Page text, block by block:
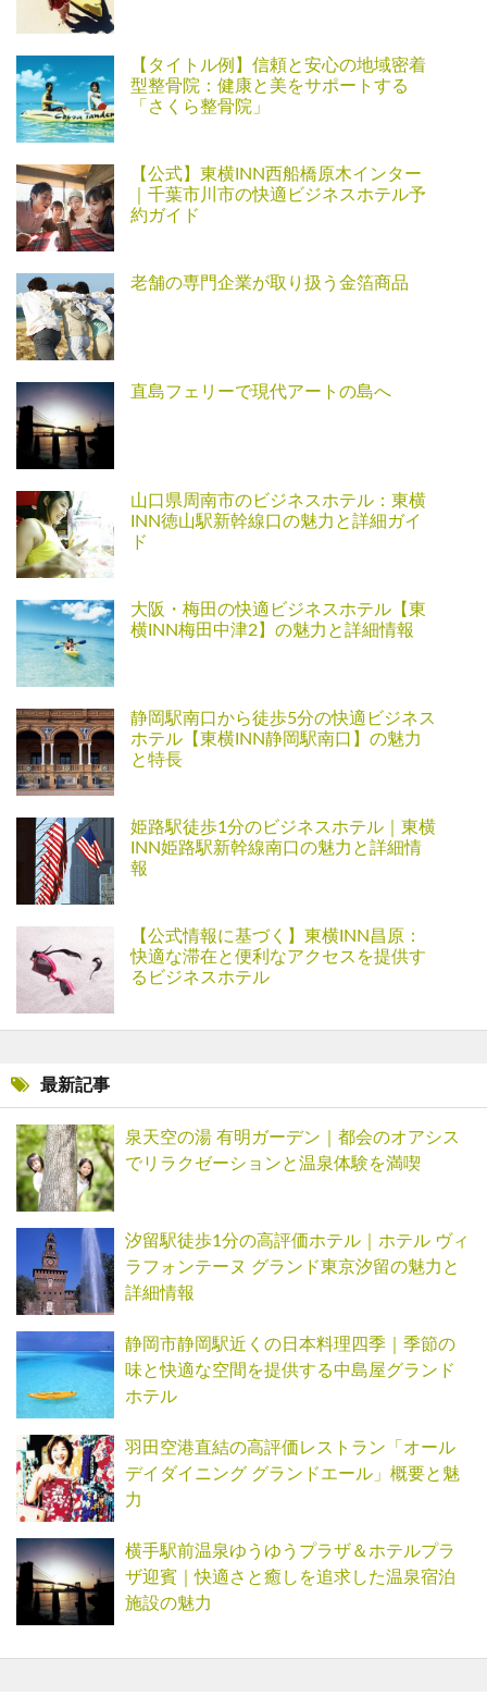
【タイトル例】信頼と安心の地域密着
型整骨院：健康と美をサポートする
「さくら整骨院」
【公式】東横INN西船橋原木インター
｜千葉市川市の快適ビジネスホテル予
約ガイド
老舗の専門企業が取り扱う金箔商品
直島フェリーで現代アートの島へ
山口県周南市のビジネスホテル：東横
INN徳山駅新幹線口の魅力と詳細ガイ
ド
大阪・梅田の快適ビジネスホテル【東
横INN梅田中津2】の魅力と詳細情報
静岡駅南口から徒歩5分の快適ビジネス
ホテル【東横INN静岡駅南口】の魅力
と特長
姫路駅徒歩1分のビジネスホテル｜東横
INN姫路駅新幹線南口の魅力と詳細情
報
【公式情報に基づく】東横INN昌原：
快適な滞在と便利なアクセスを提供す
るビジネスホテル
最新記事
泉天空の湯 有明ガーデン｜都会のオアシス
でリラクゼーションと温泉体験を満喫
汐留駅徒歩1分の高評価ホテル｜ホテル ヴィ
ラフォンテーヌ グランド東京汐留の魅力と
詳細情報
静岡市静岡駅近くの日本料理四季｜季節の
味と快適な空間を提供する中島屋グランド
ホテル
羽田空港直結の高評価レストラン「オール
デイダイニング グランドエール」概要と魅
力
横手駅前温泉ゆうゆうプラザ＆ホテルプラ
ザ迎賓｜快適さと癒しを追求した温泉宿泊
施設の魅力